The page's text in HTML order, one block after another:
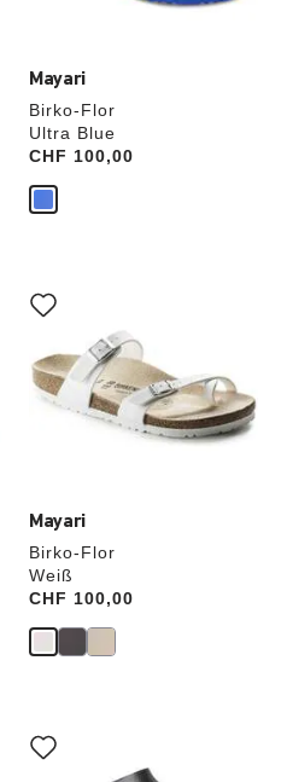
Mayari
Birko-Flor
Ultra Blue
Price:
CHF 100,00
Mayari
Birko-Flor
Weiß
Price:
CHF 100,00
Anklicken
der
werden
die
Produktbilder
aktualisiert.
Anklicken
der